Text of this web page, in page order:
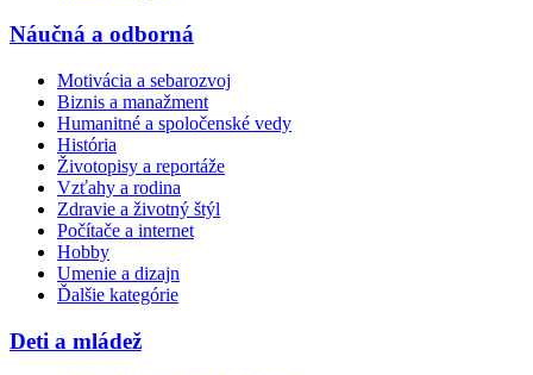
Náučná a odborná
Motivácia a sebarozvoj
Biznis a manažment
Humanitné a spoločenské vedy
História
Životopisy a reportáže
Vzťahy a rodina
Zdravie a životný štýl
Počítače a internet
Hobby
Umenie a dizajn
Ďalšie kategórie
Deti a mládež